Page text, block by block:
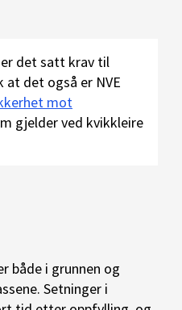
det satt krav til
at det også er NVE
mot
gjelder ved kvikkleire
både i grunnen og
Setninger i